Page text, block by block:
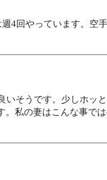
回やっています。
そうです。少しホ
私の妻はこんな事